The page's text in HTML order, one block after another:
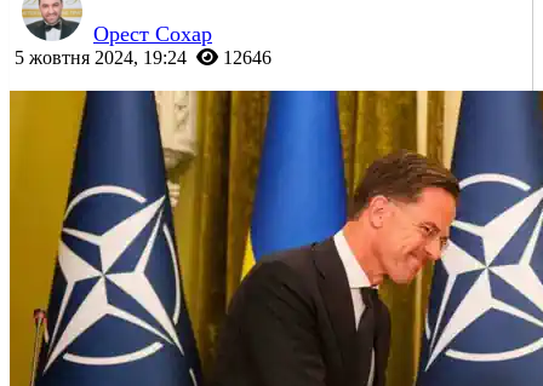
Орест Сохар
5 жовтня 2024, 19:24 12646